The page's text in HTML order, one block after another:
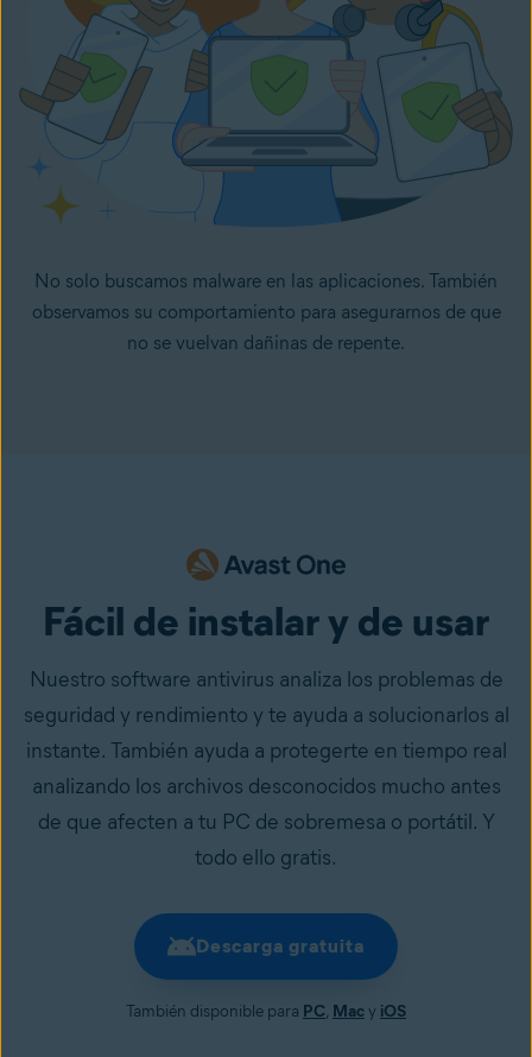
No solo buscamos malware en las aplicaciones. También
observamos su comportamiento para asegurarnos de que
no se vuelvan dañinas de repente.
Fácil de instalar y de usar
Nuestro software antivirus analiza los problemas de
seguridad y rendimiento y te ayuda a solucionarlos al
instante. También ayuda a protegerte en tiempo real
analizando los archivos desconocidos mucho antes
de que afecten a tu PC de sobremesa o portátil. Y
todo ello gratis.
Descarga gratuita
También disponible para PC, Macy iOS